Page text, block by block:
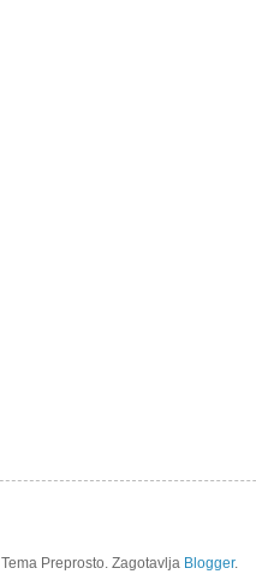
Tema Preprosto. Zagotavlja Blogger.